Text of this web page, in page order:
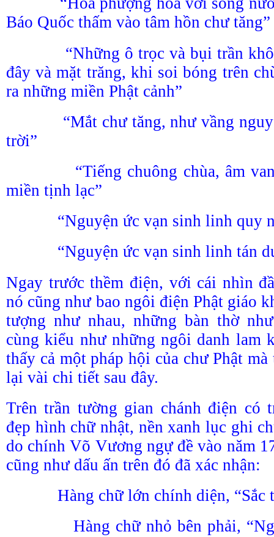
Báo Quốc thấm vào tâm hồn chư tăng”
“Những ô trọc và bụi trần
đây và mặt trăng, khi soi bóng trên
ra những miền Phật cảnh”
“Mắt chư tăng, như vầng nguyệt
trời”
“Tiếng chuông chùa, âm vang
miền tịnh lạc”
“Nguyện ức vạn sinh linh quy
“Nguyện ức vạn sinh linh tán
Ngay trước thềm điện, với cái nhìn
nó cũng như bao ngôi điện Phật giáo
tượng như nhau, những bàn thờ
cùng kiểu như những ngôi danh lam
thấy cả một pháp hội của chư Phật
lại vài chi tiết sau đây.
Trên trần tường gian chánh điện có
đẹp hình chữ nhật, nền xanh lục ghi
do chính Võ Vương ngự đề vào năm
cũng như dấu ấn trên đó đã xác nhận:
Hàng chữ lớn chính diện, “Sắc
Hàng chữ nhỏ bên phải,